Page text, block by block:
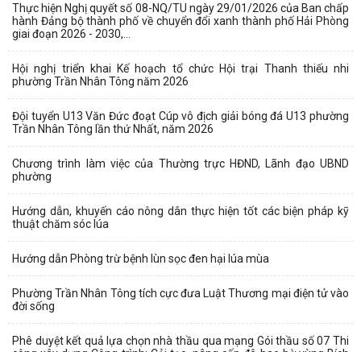
Thực hiện Nghị quyết số 08-NQ/TU ngày 29/01/2026 của Ban chấp
hành Đảng bộ thành phố về chuyển đổi xanh thành phố Hải Phòng
giai đoạn 2026 - 2030,...
Hội nghị triển khai Kế hoạch tổ chức Hội trại Thanh thiếu nhi
phường Trần Nhân Tông năm 2026
Đội tuyển U13 Văn Đức đoạt Cúp vô địch giải bóng đá U13 phường
Trần Nhân Tông lần thứ Nhất, năm 2026
Chương trình làm việc của Thường trực HĐND, Lãnh đạo UBND
phường
Hướng dẫn, khuyến cáo nông dân thực hiện tốt các biện pháp kỹ
thuật chăm sóc lúa
Hướng dẫn Phòng trừ bệnh lùn sọc đen hại lúa mùa
Phường Trần Nhân Tông tích cực đưa Luật Thương mại điện tử vào
đời sống
Phê duyệt kết quả lựa chọn nhà thầu qua mạng Gói thầu số 07 Thi